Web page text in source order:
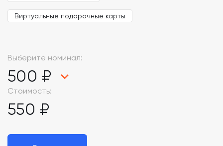
Виртуальные подарочные карты
Выберите номинал:
500 ₽
Стоимость:
550 ₽